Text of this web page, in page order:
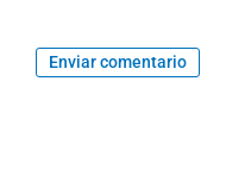
Enviar comentario